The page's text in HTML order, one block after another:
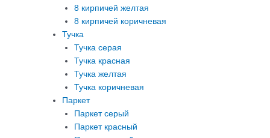
8 кирпичей желтая
8 кирпичей коричневая
Тучка
Тучка серая
Тучка красная
Тучка желтая
Тучка коричневая
Паркет
Паркет серый
Паркет красный